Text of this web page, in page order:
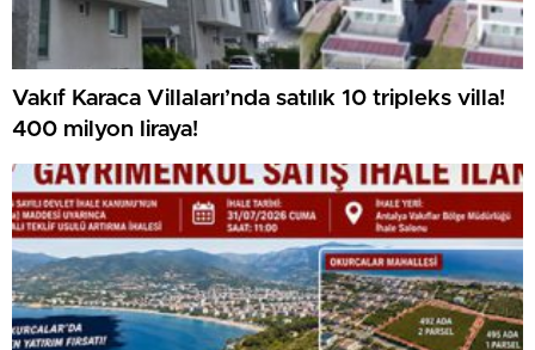
Vakıf Karaca Villaları’nda satılık 10 tripleks villa!
400 milyon liraya!